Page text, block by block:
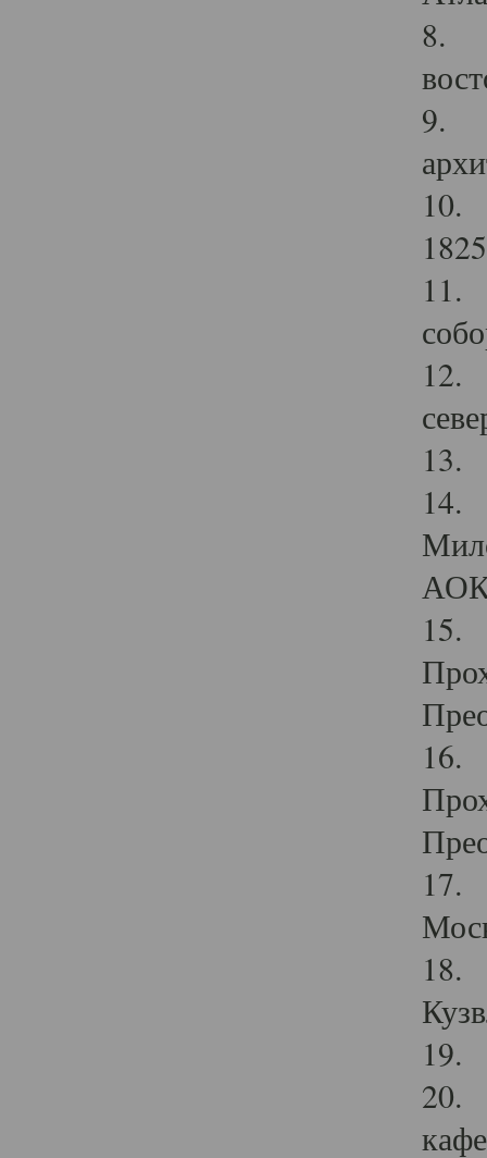
8.
9.
10.
11.
12.
13.
14.
15.
16.
17.
18.
19.
20.